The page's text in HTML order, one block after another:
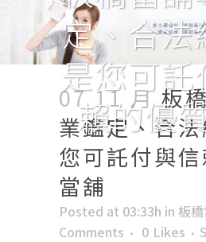
定、合法
是您可託
賴的優
07 11 月板
業鑑定、合
您可託付與
當舖
Posted at 03:33h in 板
Comments
0 Likes